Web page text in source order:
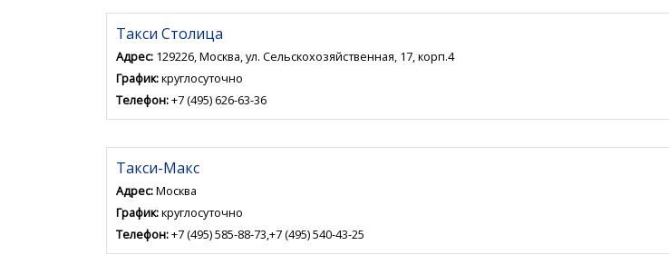
Такси Столица
Адрес: 129226, Москва, ул. Сельскохозяйственная, 17, корп.4
График:круглосуточно
Телефон:+7 (495) 626-63-36
Такси-Макс
Адрес:Москва
График:круглосуточно
Телефон:+7 (495) 585-88-73,+7 (495) 540-43-25